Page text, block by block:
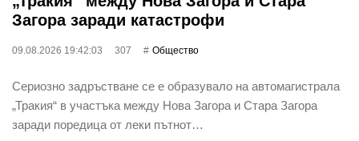
Загора заради катастрофи
09.08.2026 19:42:03 307 Общество
Сериозно задръстване се е образувало на автомагистрала
„Тракия“ в участъка между Нова Загора и Стара Загора
заради поредица от леки пътнот…